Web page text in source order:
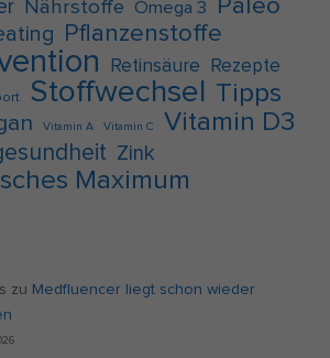
Nährstoffe Omega 3 Paleo
Pflanzenstoffe
Retinsäure Rezepte
Stoffwechsel Tipps
Vitamin A Vitamin C Vitamin D3
Zink
Maximum
zu Medfluencer liegt schon wieder